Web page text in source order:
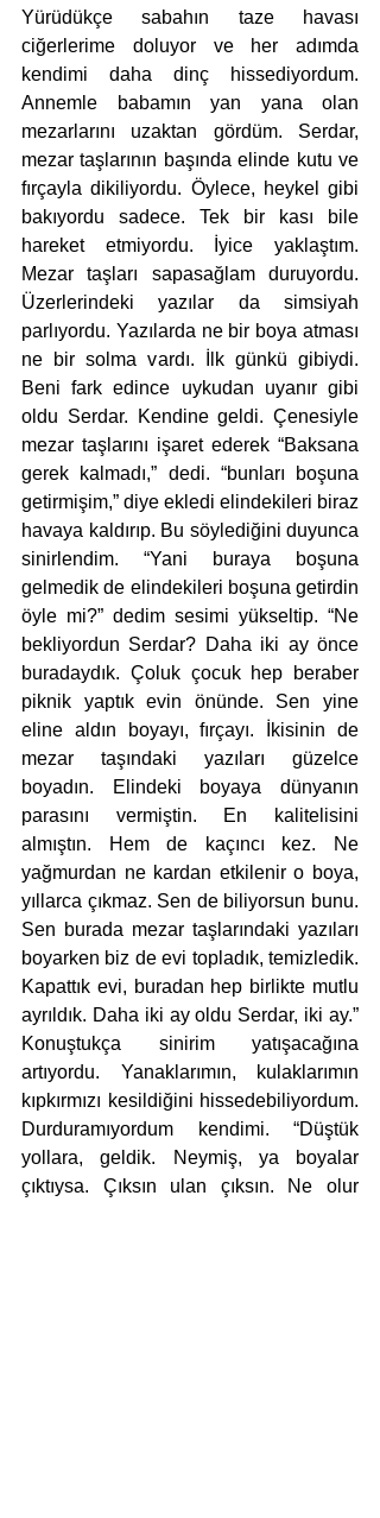
Yürüdükçe sabahın taze havası
ciğerlerime doluyor ve her adımda
kendimi daha dinç hissediyordum.
Annemle babamın yan yana olan
mezarlarını uzaktan gördüm. Serdar,
mezar taşlarının başında elinde kutu ve
fırçayla dikiliyordu. Öylece, heykel gibi
bakıyordu sadece. Tek bir kası bile
hareket etmiyordu. İyice yaklaştım.
Mezar taşları sapasağlam duruyordu.
Üzerlerindeki yazılar da simsiyah
parlıyordu. Yazılarda ne bir boya atması
ne bir solma vardı. İlk günkü gibiydi.
Beni fark edince uykudan uyanır gibi
oldu Serdar. Kendine geldi. Çenesiyle
mezar taşlarını işaret ederek “Baksana
gerek kalmadı,” dedi. “bunları boşuna
getirmişim,” diye ekledi elindekileri biraz
havaya kaldırıp. Bu söylediğini duyunca
sinirlendim. “Yani buraya boşuna
gelmedik de elindekileri boşuna getirdin
öyle mi?” dedim sesimi yükseltip. “Ne
bekliyordun Serdar? Daha iki ay önce
buradaydık. Çoluk çocuk hep beraber
piknik yaptık evin önünde. Sen yine
eline aldın boyayı, fırçayı. İkisinin de
mezar taşındaki yazıları güzelce
boyadın. Elindeki boyaya dünyanın
parasını vermiştin. En kalitelisini
almıştın. Hem de kaçıncı kez. Ne
yağmurdan ne kardan etkilenir o boya,
yıllarca çıkmaz. Sen de biliyorsun bunu.
Sen burada mezar taşlarındaki yazıları
boyarken biz de evi topladık, temizledik.
Kapattık evi, buradan hep birlikte mutlu
ayrıldık. Daha iki ay oldu Serdar, iki ay.”
Konuştukça sinirim yatışacağına
artıyordu. Yanaklarımın, kulaklarımın
kıpkırmızı kesildiğini hissedebiliyordum.
Durduramıyordum kendimi. “Düştük
yollara, geldik. Neymiş, ya boyalar
çıktıysa. Çıksın ulan çıksın. Ne olur